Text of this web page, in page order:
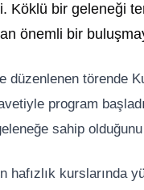
Köklü bir geleneği
önemli bir
düzenlenen törende
program
sahip olduğunu
hafızlık kurslarında